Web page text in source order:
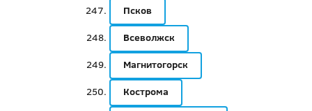
Псков
Всеволжск
Магнитогорск
Кострома